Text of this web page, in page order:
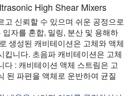
High Shear Mixers
고 신뢰할 수 있으며 쉬운 공정으로
자를 혼합, 밀링, 분산 및 용해하
생성된 캐비테이션은 고체와 액체
킵니다. 초음파 캐비테이션은 고체
다 : 캐비테이션 액체 스트림은 고
된 파편을 액체로 운반하여 균질